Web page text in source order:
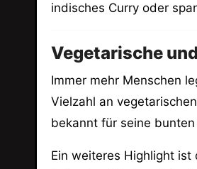
indisches Curry oder
Vegetarische
Immer mehr Menschen
Vielzahl an
bekannt für seine
Ein weiteres Highlight